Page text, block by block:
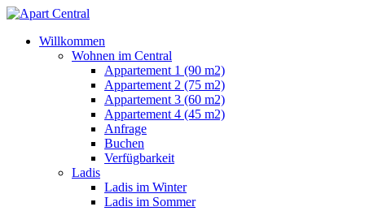
Willkommen
Wohnen im Central
Appartement 1 (90 m2)
Appartement 2 (75 m2)
Appartement 3 (60 m2)
Appartement 4 (45 m2)
Anfrage
Buchen
Verfügbarkeit
Ladis
Ladis im Winter
Ladis im Sommer